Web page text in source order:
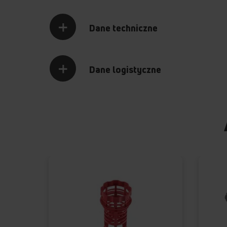
Z aplikacją Amica Smart zyskujesz
zmywarką, gdziekolwiek jesteś.
zdalnie włączyć zmywarkę i
Dane techniczne
Dane logistyczne